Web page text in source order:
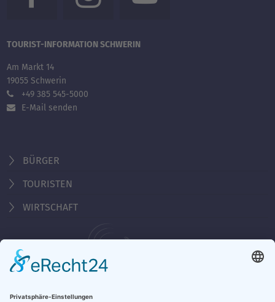
TOURIST-INFORMATION SCHWERIN
Am Markt 14
19055 Schwerin
+49 385 545-5000
E-Mail senden
BÜRGER
TOURISTEN
WIRTSCHAFT
Montag - Freitag 10:00 - 18:00 Uhr